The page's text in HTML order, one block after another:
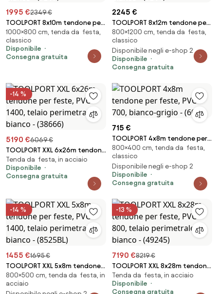
1995 €2349 €
TOOLPORT 8x10m tendone per
feste, PVC 750, telaio
perimetrale, bianco - (7317)
1000×800 cm, tenda da festa,
classico
Disponibile
Consegna gratuita
2245 €
TOOLPORT 8x12m tendone per
feste, PVC 750, telaio
perimetrale, bianco - (7314)
800×1200 cm, tenda da festa,
classico
Disponibile negli e-shop 2
Disponibile
Consegna gratuita
-14 %
5190 €6069 €
TOOLPORT XXL 6x26m tendone
per feste, PVC 1400, telaio
perimetrale, bianco - (38666)
Tenda da festa, in acciaio
Disponibile
Consegna gratuita
715 €
TOOLPORT 4x8m tendone per
feste, PVC 700, bianco-grigio -
(6090)
800×400 cm, tenda da festa,
classico
Disponibile negli e-shop 2
Disponibile
Consegna gratuita
-14 %
1455 €1695 €
TOOLPORT XXL 5x8m tendone
per feste, PVC 1400, telaio
perimetrale, bianco - (8525BL)
800×500 cm, tenda da festa, in
acciaio
-13 %
7190 €8219 €
TOOLPORT XXL 8x28m tendone
per feste, PVC 800, telaio
perimetrale, bianco - (49245)
Tenda da festa, in acciaio
Disponibile
Consegna gratuita